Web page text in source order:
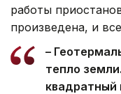
работы
произведена, и
–
тепло
квадратный